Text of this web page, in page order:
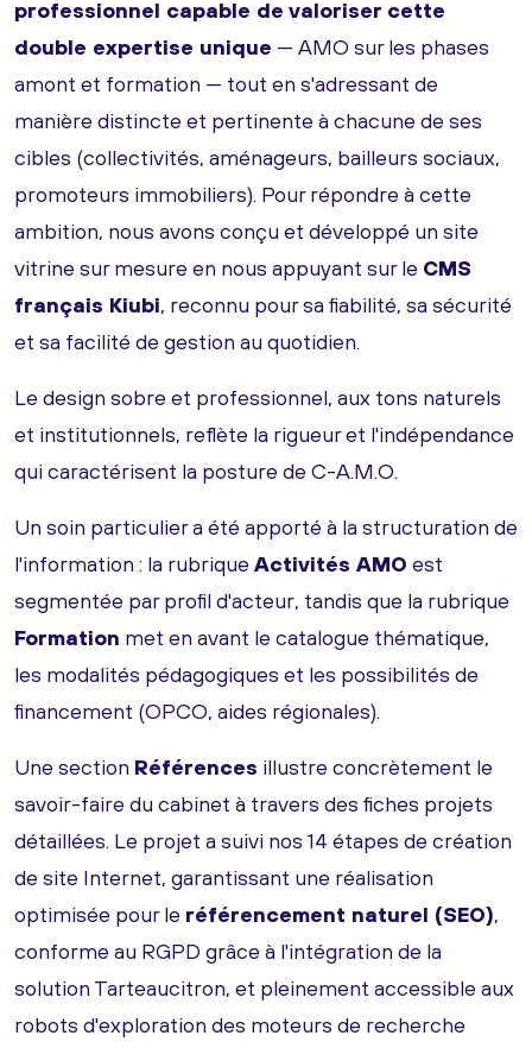
professionnel capable de valoriser cette
double expertise unique — AMO sur les phases
amont et formation — tout en s'adressant de
manière distincte et pertinente à chacune de ses
cibles (collectivités, aménageurs, bailleurs sociaux,
promoteurs immobiliers). Pour répondre à cette
ambition, nous avons conçu et développé un site
vitrine sur mesure en nous appuyant sur le CMS
français Kiubi, reconnu pour sa fiabilité, sa sécurité
et sa facilité de gestion au quotidien.
Le design sobre et professionnel, aux tons naturels
et institutionnels, reflète la rigueur et l'indépendance
qui caractérisent la posture de C-A.M.O.
Un soin particulier a été apporté à la structuration de
l'information : la rubrique Activités AMO est
segmentée par profil d'acteur, tandis que la rubrique
Formation met en avant le catalogue thématique,
les modalités pédagogiques et les possibilités de
financement (OPCO, aides régionales).
Une section Références illustre concrètement le
savoir-faire du cabinet à travers des fiches projets
détaillées. Le projet a suivi nos 14 étapes de création
de site Internet, garantissant une réalisation
optimisée pour le référencement naturel (SEO),
conforme au RGPD grâce à l'intégration de la
solution Tarteaucitron, et pleinement accessible aux
robots d'exploration des moteurs de recherche